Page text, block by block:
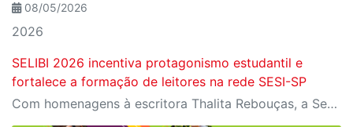
08/05/2026
2026
SELIBI 2026 incentiva protagonismo estudantil e
fortalece a formação de leitores na rede SESI-SP
Com homenagens à escritora Thalita Rebouças, a Semana do Livro e da Biblioteca promove criatividade, produção autoral e diferentes formas de expressão entre estudantes da Educação Infantil à EJA